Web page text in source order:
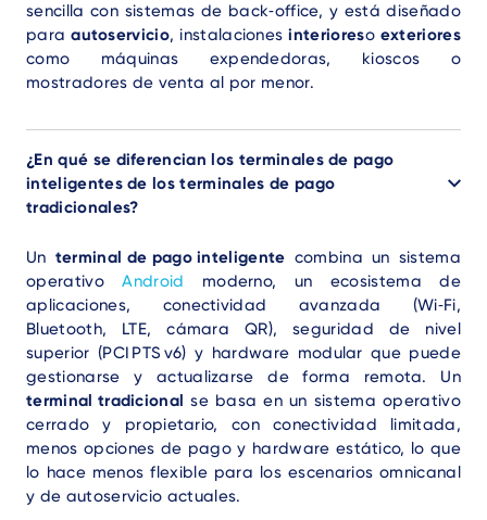
sencilla con sistemas de back‑office, y está diseñado
paraautoservicio, instalacionesinterioreso exteriores
como máquinas expendedoras, kioscos o
mostradores de venta al por menor.
¿En qué se diferencian los terminales de pago
inteligentes de los terminales de pago
tradicionales?
Un terminal de pago inteligente combina un sistema
operativoAndroid moderno, un ecosistema de
aplicaciones, conectividad avanzada (Wi‑Fi,
Bluetooth, LTE, cámara QR), seguridad de nivel
superior (PCI PTS v6) y hardware modular que puede
gestionarse y actualizarse de forma remota. Un
terminal tradicional se basa en un sistema operativo
cerrado y propietario, con conectividad limitada,
menos opciones de pago y hardware estático, lo que
lo hace menos flexible para los escenarios omnicanal
y de autoservicio actuales.